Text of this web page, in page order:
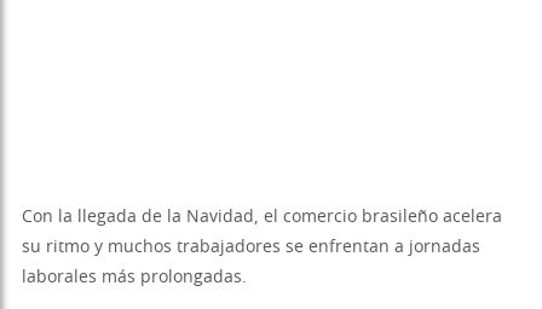
Con la llegada de la Navidad, el comercio brasileño acelera
su ritmo y muchos trabajadores se enfrentan a jornadas
laborales más prolongadas.